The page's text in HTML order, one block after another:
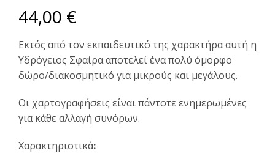
44,00 €
Εκτός από τον εκπαιδευτικό της χαρακτήρα αυτή η
Υδρόγειος Σφαίρα αποτελεί ένα πολύ όμορφο
δώρο/διακοσμητικό για μικρούς και μεγάλους.
Οι χαρτογραφήσεις είναι πάντοτε ενημερωμένες
για κάθε αλλαγή συνόρων.
Χαρακτηριστικά: